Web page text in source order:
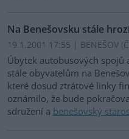
Na Benešovsku stále
19.1.2001 17:55 | BENEŠOV (
Úbytek autobusových
stále obyvatelům na
které dosud ztrátové linky
oznámilo, že bude
sdružení a benešovský